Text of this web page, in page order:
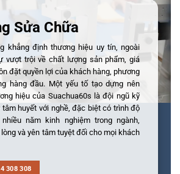
Sửa Chữa
khẳng định thương hiệu uy tín, ngoài
vượt trội về chất lượng sản phẩm, giá
đặt quyền lợi của khách hàng, phương
hàng đầu. Một yếu tố tạo dựng nên
hiệu của Suachua60s là đội ngũ kỹ
huyết với nghề, đặc biệt có trình độ
năm kinh nghiệm trong ngành,
và yên tâm tuyệt đối cho mọi khách
308 308